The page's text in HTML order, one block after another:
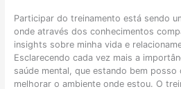
Participar do treinamento está sendo
onde através dos conhecimentos
insights sobre minha vida e
Esclarecendo cada vez mais a
saúde mental, que estando bem posso
melhorar o ambiente onde estou. O